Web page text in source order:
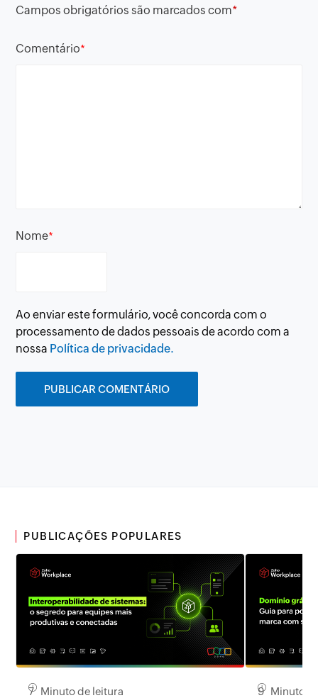
Campos obrigatórios são marcados com*
Comentário*
Nome*
Ao enviar este formulário, você concorda com o
processamento de dados pessoais de acordo com a
nossa Política de privacidade.
PUBLICAÇÕES POPULARES
7 Minuto de leitura 9 Minuto